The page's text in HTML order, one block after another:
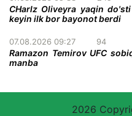
CHarlz Oliveyra yaqin
keyin ilk bor bayonot berdi
07.08.2026 09:27 94
Ramazon Temirov UFC
manba
2026